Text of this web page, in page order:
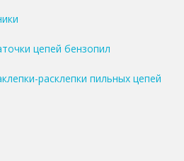
цепей бензопил
расклепки пильных цепей